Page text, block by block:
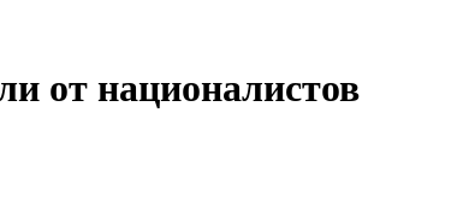
от националистов